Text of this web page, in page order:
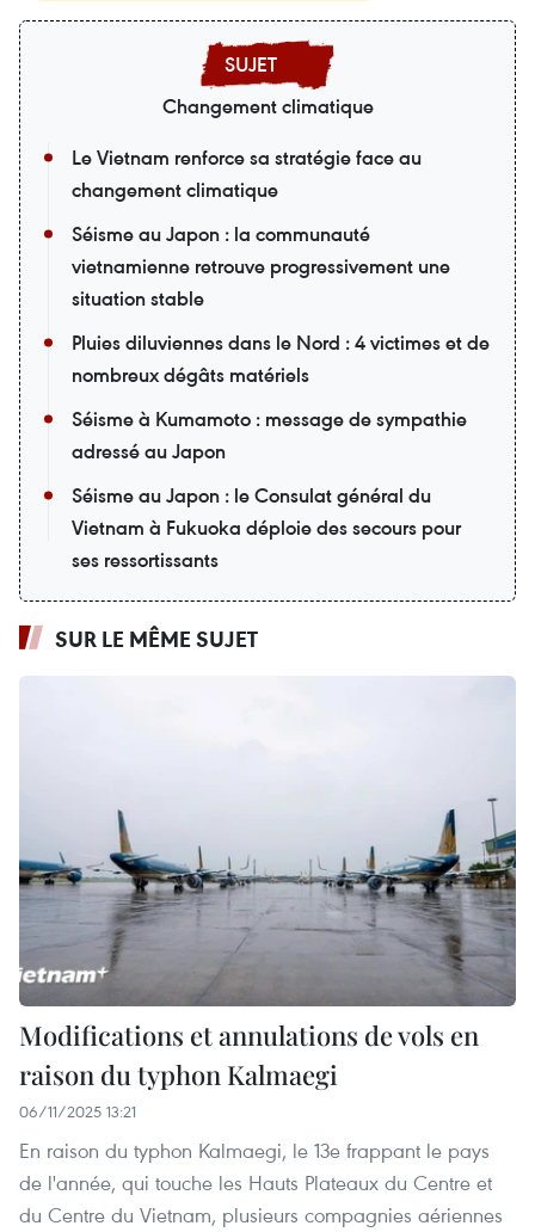
Changement climatique
Le Vietnam renforce sa stratégie face au
changement climatique
Séisme au Japon : la communauté
vietnamienne retrouve progressivement une
situation stable
Pluies diluviennes dans le Nord : 4 victimes et de
nombreux dégâts matériels
Séisme à Kumamoto : message de sympathie
adressé au Japon
Séisme au Japon : le Consulat général du
Vietnam à Fukuoka déploie des secours pour
ses ressortissants
SUR LE MÊME SUJET
Modifications et annulations de vols en
raison du typhon Kalmaegi
06/11/2025 13:21
En raison du typhon Kalmaegi, le 13e frappant le pays
de l'année, qui touche les Hauts Plateaux du Centre et
du Centre du Vietnam, plusieurs compagnies aériennes